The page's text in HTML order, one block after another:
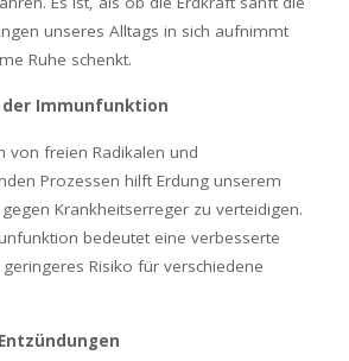
unseres Alltags in sich aufnimmt
Ruhe schenkt.
Immunfunktion
von freien Radikalen und
Prozessen hilft Erdung unserem
Krankheitserreger zu verteidigen.
bedeutet eine verbesserte
Risiko für verschiedene